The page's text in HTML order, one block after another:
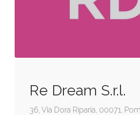
Re Dream S.r.l.
36, Via Dora Riparia, 00071,